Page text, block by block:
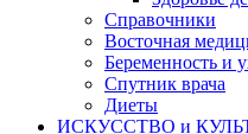
Справочники
Восточная
Беременность и
Спутник врача
Диеты
ИСКУССТВО и